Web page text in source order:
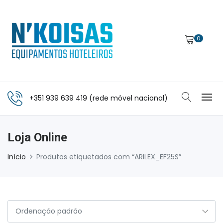
0
+351 939 639 419 (rede móvel nacional)
Loja Online
Início Produtos etiquetados com “ARILEX_EF25S”